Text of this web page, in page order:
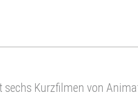
Kurzfilmen von